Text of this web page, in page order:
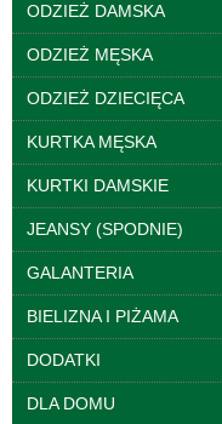
ODZIEŻ DAMSKA
ODZIEŻ MĘSKA
ODZIEŻ DZIECIĘCA
KURTKA MĘSKA
KURTKI DAMSKIE
JEANSY (SPODNIE)
GALANTERIA
BIELIZNA I PIŻAMA
DODATKI
DLA DOMU
Kurtki damskie
skórzana Roz S-XL, 1
Kolor Paczka 5 szt
95.00 zł